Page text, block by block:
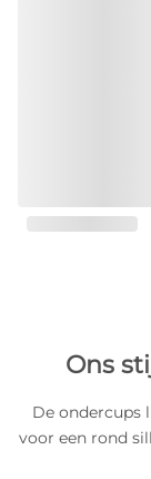
Ons
De ondercups
voor een rond